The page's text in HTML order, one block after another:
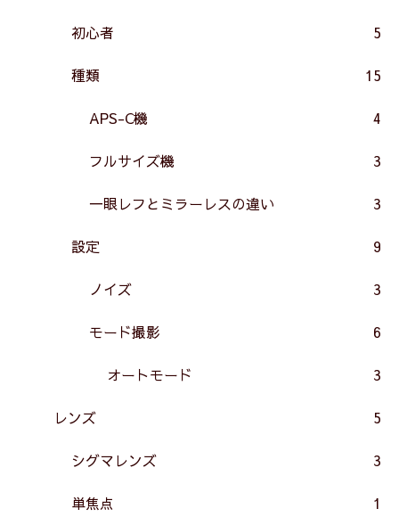
初心者 5
種類 15
APS-C機 4
フルサイズ機 3
一眼レフとミラーレスの違い 3
設定 9
ノイズ 3
モード撮影 6
オートモード 3
レンズ 5
シグマレンズ 3
単焦点 1